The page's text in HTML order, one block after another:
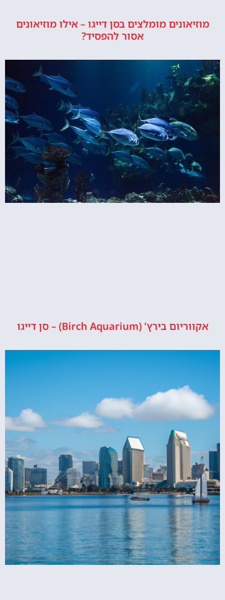
מוזיאונים מומלצים בסן דייגו – אילו מוזיאונים
אסור להפסיד?
אקווריום בירץ' (Birch Aquarium) – סן דייגו